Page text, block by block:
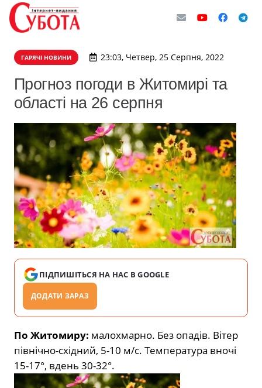
ГАРЯЧІ НОВИНИ 23:03, Четвер, 25 Серпня, 2022
Прогноз погоди в Житомирі та
області на 26 серпня
ПІДПИШІТЬСЯ НА НАС В GOOGLE
ДОДАТИ ЗАРАЗ
По Житомиру: малохмарно. Без опадів. Вітер
північно-східний, 5-10 м/с. Температура вночі
15-17°, вдень 30-32°.